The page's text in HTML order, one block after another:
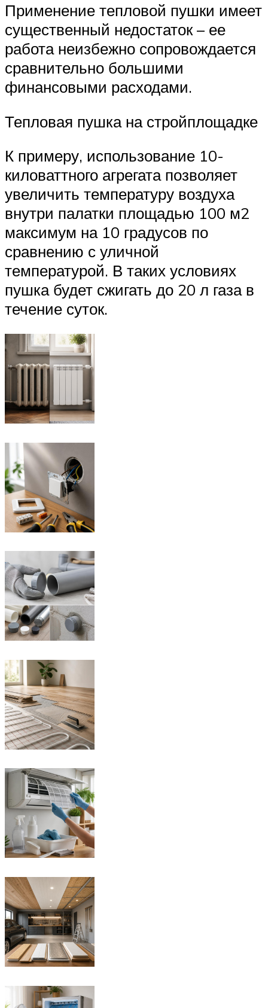
Применение тепловой пушки имеет
существенный недостаток – ее
работа неизбежно сопровождается
сравнительно большими
финансовыми расходами.
Тепловая пушка на стройплощадке
К примеру, использование 10-
киловаттного агрегата позволяет
увеличить температуру воздуха
внутри палатки площадью 100 м2
максимум на 10 градусов по
сравнению с уличной
температурой. В таких условиях
пушка будет сжигать до 20 л газа в
течение суток.